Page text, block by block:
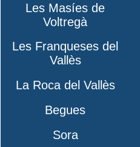
Les Masíes de
Voltregà
Les Franqueses del
Vallès
La Roca del Vallès
Begues
Sora